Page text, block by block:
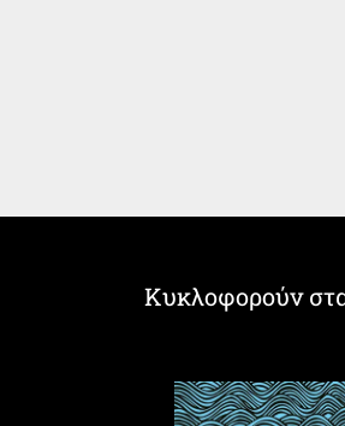
Κυκλοφορούν